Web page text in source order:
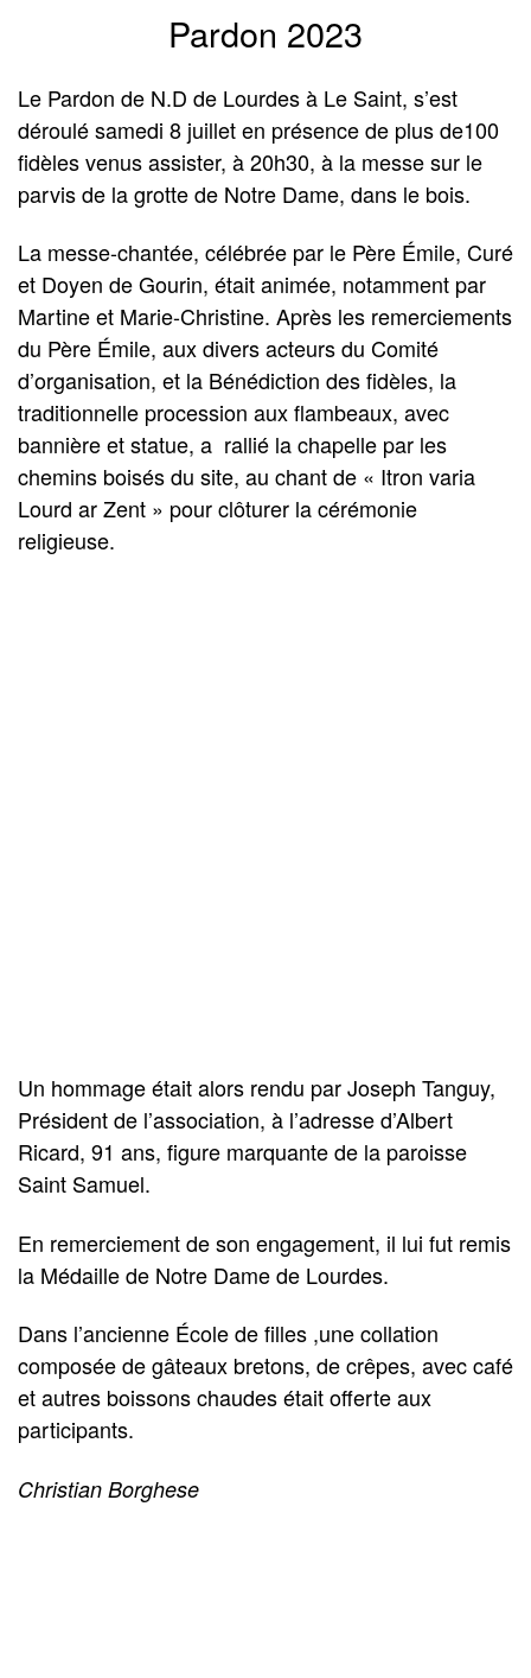
Pardon 2023
Le Pardon de N.D de Lourdes à Le Saint, s’est
déroulé samedi 8 juillet en présence de plus de100
fidèles venus assister, à 20h30, à la messe sur le
parvis de la grotte de Notre Dame, dans le bois.
La messe-chantée, célébrée par le Père Émile, Curé
et Doyen de Gourin, était animée, notamment par
Martine et Marie-Christine. Après les remerciements
du Père Émile, aux divers acteurs du Comité
d’organisation, et la Bénédiction des fidèles, la
traditionnelle procession aux flambeaux, avec
bannière et statue, a rallié la chapelle par les
chemins boisés du site, au chant de « Itron varia
Lourd ar Zent » pour clôturer la cérémonie
religieuse.
Un hommage était alors rendu par Joseph Tanguy,
Président de l’association, à l’adresse d’Albert
Ricard, 91 ans, figure marquante de la paroisse
Saint Samuel.
En remerciement de son engagement, il lui fut remis
la Médaille de Notre Dame de Lourdes.
Dans l’ancienne École de filles ,une collation
composée de gâteaux bretons, de crêpes, avec café
et autres boissons chaudes était offerte aux
participants.
Christian Borghese